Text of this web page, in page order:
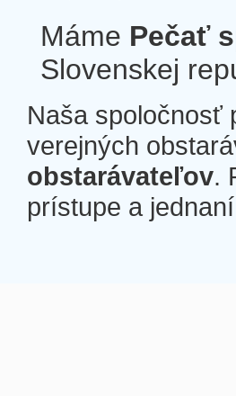
Máme Pečať
Slovenskej
Naša spoločnosť
verejných
obstarávateľov.
prístupe a